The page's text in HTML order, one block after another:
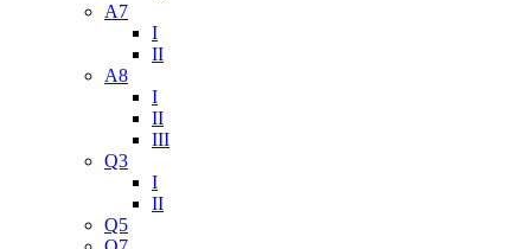
A7
I
II
A8
I
II
III
Q3
I
II
Q5